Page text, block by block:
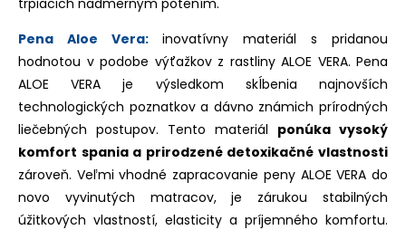
Pena Aloe Vera: inovatívny materiál s pridanou
hodnotou v podobe výťažkov z rastliny ALOE VERA. Pena
ALOE VERA je výsledkom skĺbenia najnovších
technologických poznatkov a dávno známich prírodných
liečebných postupov. Tento materiál ponúka vysoký
komfort spania a prirodzené detoxikačné vlastnosti
zároveň. Veľmi vhodné zapracovanie peny ALOE VERA do
novo vyvinutých matracov, je zárukou stabilných
úžitkových vlastností, elasticity a príjemného komfortu.